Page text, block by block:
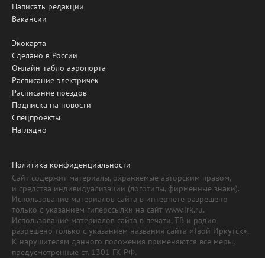
Написать редакции
Вакансии
Экокарта
Сделано в России
Онлайн-табло аэропорта
Расписание электричек
Расписание поездов
Подписка на новости
Спецпроекты
Наглядно
Политика конфиденциальности
Сайт содержит материалы, охраняемые авторским правом,
и средства индивидуализации (логотипы, фирменные знаки).
Использование материалов сайта в интернете разрешено
только с указанием гиперссылки на сайт www.irk.ru.
Использование материалов сайта в печати, ТВ и радио
разрешено только с указанием названия сайта «Твой Иркутск».
К нарушителям данного положения применяются все меры,
предусмотренные ст. 1301 ГК РФ.